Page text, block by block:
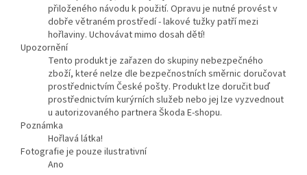
přiloženého návodu k použití. Opravu je nutné provést v
dobře větraném prostředí - lakové tužky patří mezi
hořlaviny. Uchovávat mimo dosah dětí!
Upozornění
Tento produkt je zařazen do skupiny nebezpečného
zboží, které nelze dle bezpečnostních směrnic doručovat
prostřednictvím České pošty. Produkt lze doručit buď
prostřednictvím kurýrních služeb nebo jej lze vyzvednout
u autorizovaného partnera Škoda E-shopu.
Poznámka
Hořlavá látka!
Fotografie je pouze ilustrativní
Ano